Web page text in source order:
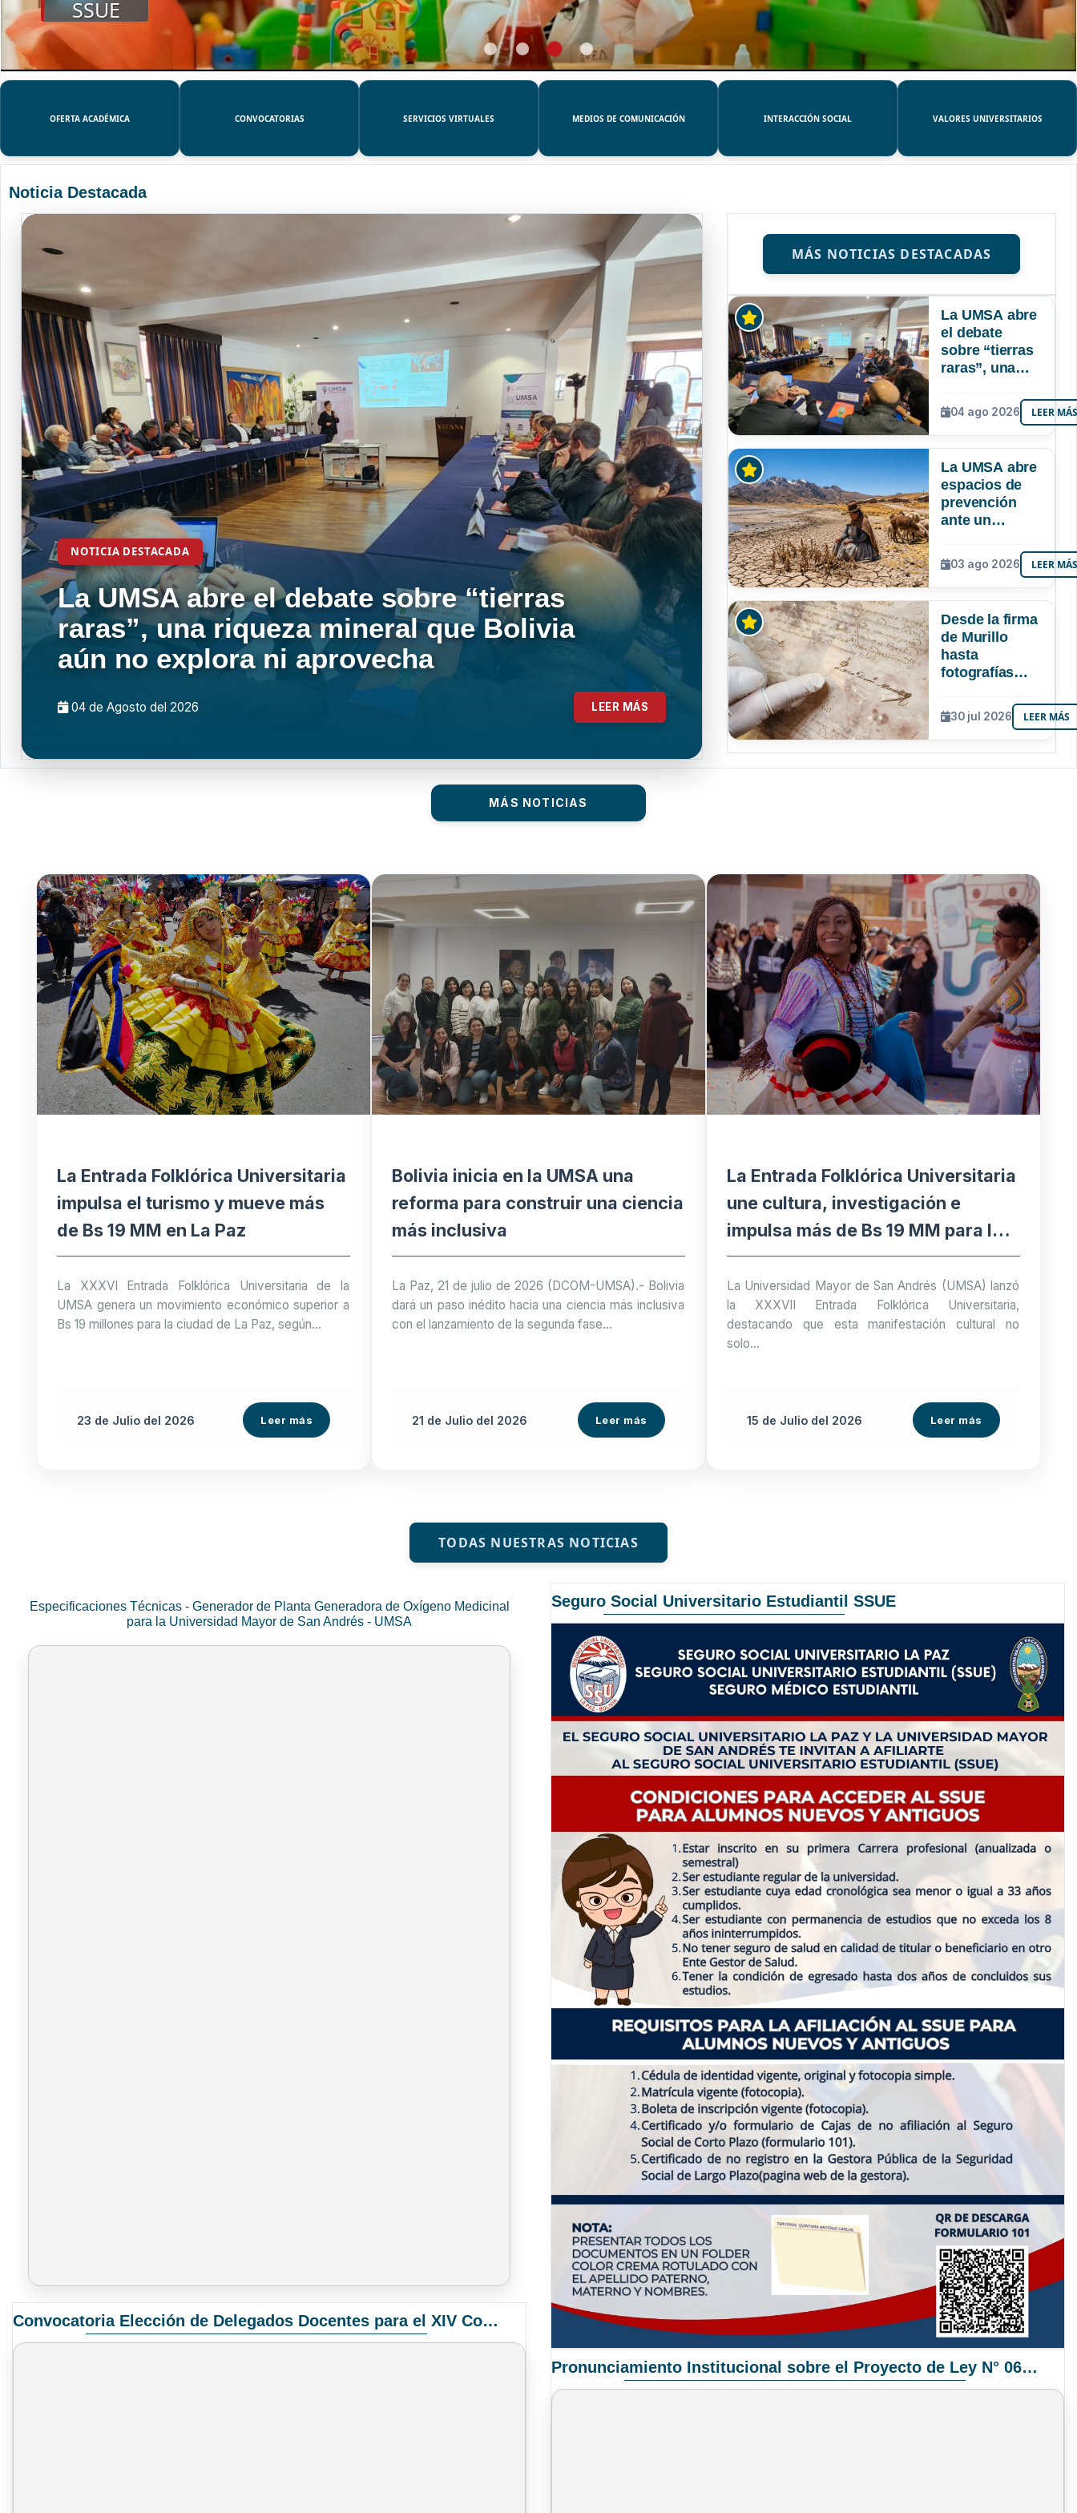
SSUE
OFERTA ACADÉMICA CONVOCATORIAS SERVICIOS VIRTUALES MEDIOS DE COMUNICACIÓN INTERACCIÓN SOCIAL VALORES UNIVERSITARIOS
Noticia Destacada
NOTICIA DESTACADA
La UMSA abre el debate sobre “tierras
raras”, una riqueza mineral que Bolivia
aún no explora ni aprovecha
04 de Agosto del 2026 LEER MÁS
MÁS NOTICIAS DESTACADAS
La UMSA abre
el debate
sobre “tierras
raras”, una
mineral que
Bolivia aún no
explora ni
04 ago 2026 LEER
La UMSA abre
espacios de
prevención
ante un
Niño que
podría superar
a los tres
Bolivia
03 ago 2026 LEER
Desde la firma
de Murillo
hasta
fotografías
UMSA
resguarda 6
joyas de la
30 jul 2026 LEER MÁS
MÁS NOTICIAS
La Entrada Folklórica Universitaria
impulsa el turismo y mueve más
de Bs 19 MM en La Paz
La XXXVI Entrada Folklórica Universitaria de la
UMSA genera un movimiento económico superior a
Bs 19 millones para la ciudad de La Paz, según...
23 de Julio del 2026 Leer más
Bolivia inicia en la UMSA una
reforma para construir una ciencia
más inclusiva
La Paz, 21 de julio de 2026 (DCOM-UMSA).- Bolivia
dará un paso inédito hacia una ciencia más inclusiva
con el lanzamiento de la segunda fase...
21 de Julio del 2026 Leer más
La Entrada Folklórica Universitaria
une cultura, investigación e
impulsa más de Bs 19 MM para la
economía paceña
La Universidad Mayor de San Andrés (UMSA) lanzó
la XXXVII Entrada Folklórica Universitaria,
destacando que esta manifestación cultural no
solo...
15 de Juliodel 2026 Leer más
TODAS NUESTRAS NOTICIAS
Especificaciones Técnicas - Generador de Planta Generadora de Oxígeno Medicinal
para la Universidad Mayor de San Andrés - UMSA
Convocatoria Elección de Delegados Docentes para el XIV Congreso Nacional de Universidades
Seguro Social Universitario Estudiantil SSUE
Pronunciamiento Institucional sobre el Proyecto de Ley N° 068/2025-2026 C.S.